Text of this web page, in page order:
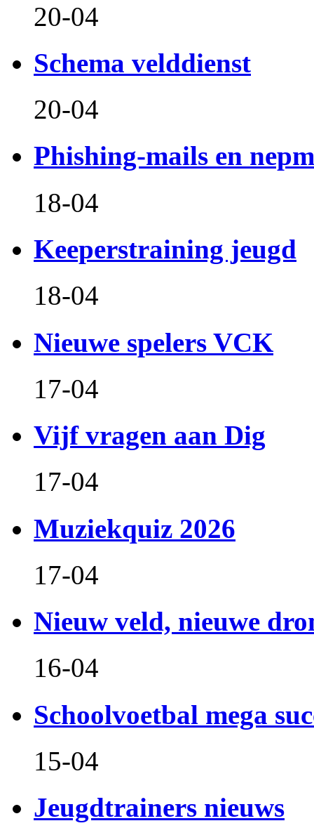
20-04
Schema velddienst
20-04
Phishing-mails en
18-04
Keeperstraining jeugd
18-04
Nieuwe spelers VCK
17-04
Vijf vragen aan Dig
17-04
Muziekquiz 2026
17-04
Nieuw veld, nieuwe
16-04
Schoolvoetbal mega
15-04
Jeugdtrainers nieuws